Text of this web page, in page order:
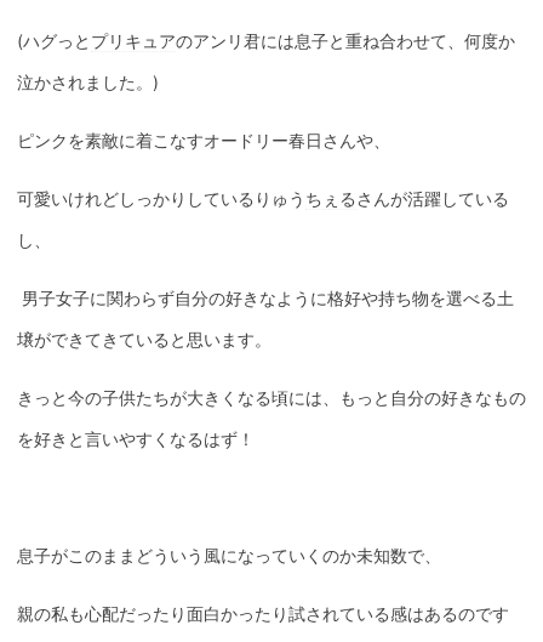
(ハグっと プリキュアのアンリ君には息子と重ね合わせて、何度か
泣かされました。)
ピンクを素敵に着こなすオードリー春日さんや、
可愛いけれどしっかりしているりゅう ちぇる さんが活躍している
し、
男子女子に関わらず自分の好きなように格好や持ち物を選べる土
壌ができてきていると思います。
きっと今の子供たちが大きくなる頃には、もっと自分の好きなもの
を好きと言いやすくなるはず！
息子がこのままどういう風になっていくのか未知数で、
親の私も心配だったり面白かったり試されている感はあるのです